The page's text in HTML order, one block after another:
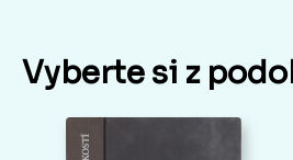
Vyberte si z